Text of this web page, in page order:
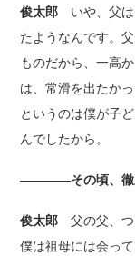
俊太郎 いや、父
たようなんです。
ものだから、一高
は、常滑を出たか
というのは僕が子
んでしたから。
――――その頃、徹三
俊太郎 父の父、つ
僕は祖母には会っ